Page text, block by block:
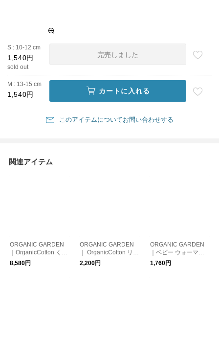
S : 10-12 cm
1,540円
sold out
完売しました
M : 13-15 cm
1,540円 カートに入れる
このアイテムについてお問い合わせする
関連アイテム
ORGANIC GARDEN
｜OrganicCotton くま
さんおくるみ
8,580円
ORGANIC GARDEN
｜ OrganicCotton リバ
ーシブルスタイ
2,200円
ORGANIC GARDEN
｜ベビー ウォーマー
ボーダー
1,760円